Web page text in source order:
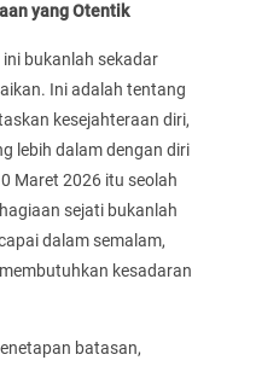
yang Otentik
bukanlah sekadar
Ini adalah tentang
kesejahteraan diri,
lebih dalam dengan diri
Maret 2026 itu seolah
sejati bukanlah
dalam semalam,
kesadaran
batasan,